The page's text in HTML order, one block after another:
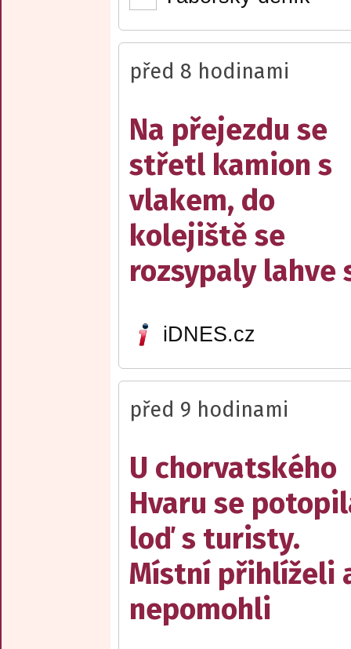
před 8 hodinami
Na přejezdu se
střetl kamion s
vlakem, do
kolejiště se
rozsypaly lahve
iDNES.cz
před 9 hodinami
U chorvatského
Hvaru se
loď s turisty.
Místní přihlíželi
nepomohli